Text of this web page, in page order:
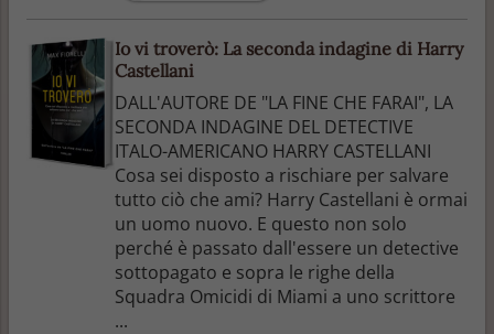
Io vi troverò: La seconda indagine di Harry
Castellani
DALL'AUTORE DE "LA FINE CHE FARAI", LA
SECONDA INDAGINE DEL DETECTIVE
ITALO-AMERICANO HARRY CASTELLANI
Cosa sei disposto a rischiare per salvare
tutto ciò che ami? Harry Castellani è ormai
un uomo nuovo. E questo non solo
perché è passato dall'essere un detective
sottopagato e sopra le righe della
Squadra Omicidi di Miami a uno scrittore
...